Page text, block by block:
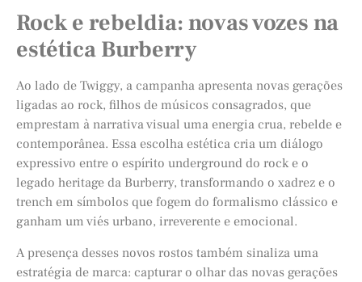
Rock e rebeldia: novas vozes na
estética Burberry
Ao lado de Twiggy, a campanha apresenta novas gerações
ligadas ao rock, filhos de músicos consagrados, que
emprestam à narrativa visual uma energia crua, rebelde e
contemporânea. Essa escolha estética cria um diálogo
expressivo entre o espírito underground do rock e o
legado heritage da Burberry, transformando o xadrez e o
trench em símbolos que fogem do formalismo clássico e
ganham um viés urbano, irreverente e emocional.
A presença desses novos rostos também sinaliza uma
estratégia de marca: capturar o olhar das novas gerações